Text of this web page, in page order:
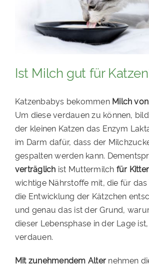
Ist Milch gut für
Katzenbabys bekommenMilch
Um diese verdauen zu können,
der kleinen Katzen das Enzym
im Darm dafür, dass der
gespalten werden kann.
verträglich ist Muttermilch für
wichtige Nährstoffe mit, die für
die Entwicklung der Kätzchen
und genau das ist der Grund,
dieser Lebensphase in der Lage
verdauen.
Mit zunehmendem Alter nehmen